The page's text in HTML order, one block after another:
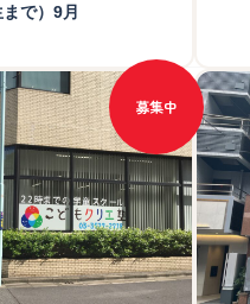
いて
教室見学会
27日）
で）9月
募集中